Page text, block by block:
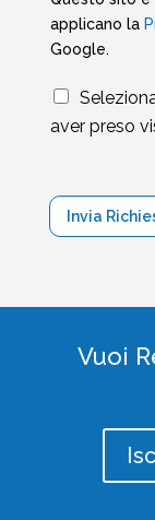
applicano la
Google.
T
r
n
i
n
aver preso
Invia
Vuoi